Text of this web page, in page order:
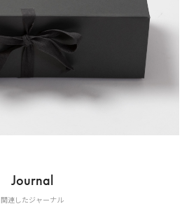
Journal
関連したジャーナル